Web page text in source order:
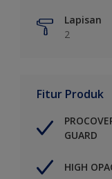
Lapisan
2
Fitur Produk
GUARD
HIGH